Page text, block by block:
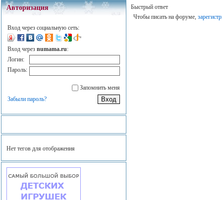
Авторизация
Вход через социальную сеть:
Вход через numama.ru:
Логин:
Пароль:
Запомнить меня
Забыли пароль?
Нет тегов для отображения
Быстрый ответ
Чтобы писать на форуме,